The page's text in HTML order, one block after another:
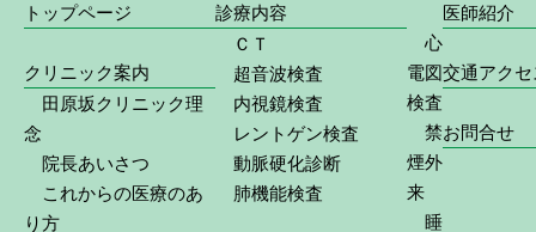
トップページ
クリニック案内
田原坂クリニック理
念
院長あいさつ
これからの医療のあ
り方
診療内容
ＣＴ
超音波検査
内視鏡検査
レントゲン検査
動脈硬化診断
肺機能検査
心
電図
検査
禁
煙外
来
睡
医師紹介
交通アクセ
お問合せ